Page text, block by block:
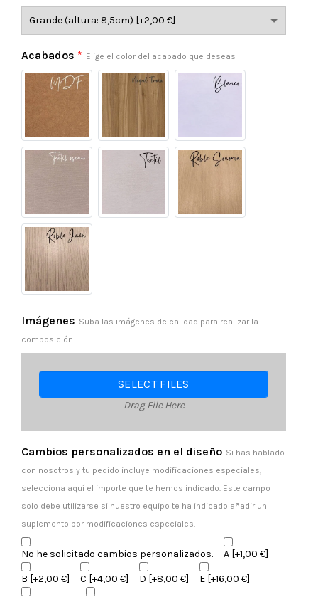
Acabados * Elige el color del acabado que deseas
Imágenes Suba las imágenes de calidad para realizar la
composición
SELECT FILES
Drag File Here
Cambios personalizados en el diseño Si has hablado
con nosotros y tu pedido incluye modificaciones especiales,
selecciona aquí el importe que te hemos indicado. Este campo
solo debe utilizarse si nuestro equipo te ha indicado añadir un
suplemento por modificaciones especiales.
No he solicitado cambios personalizados. A [+1,00 €]
B [+2,00 €] C [+4,00 €] D [+8,00 €] E [+16,00 €]